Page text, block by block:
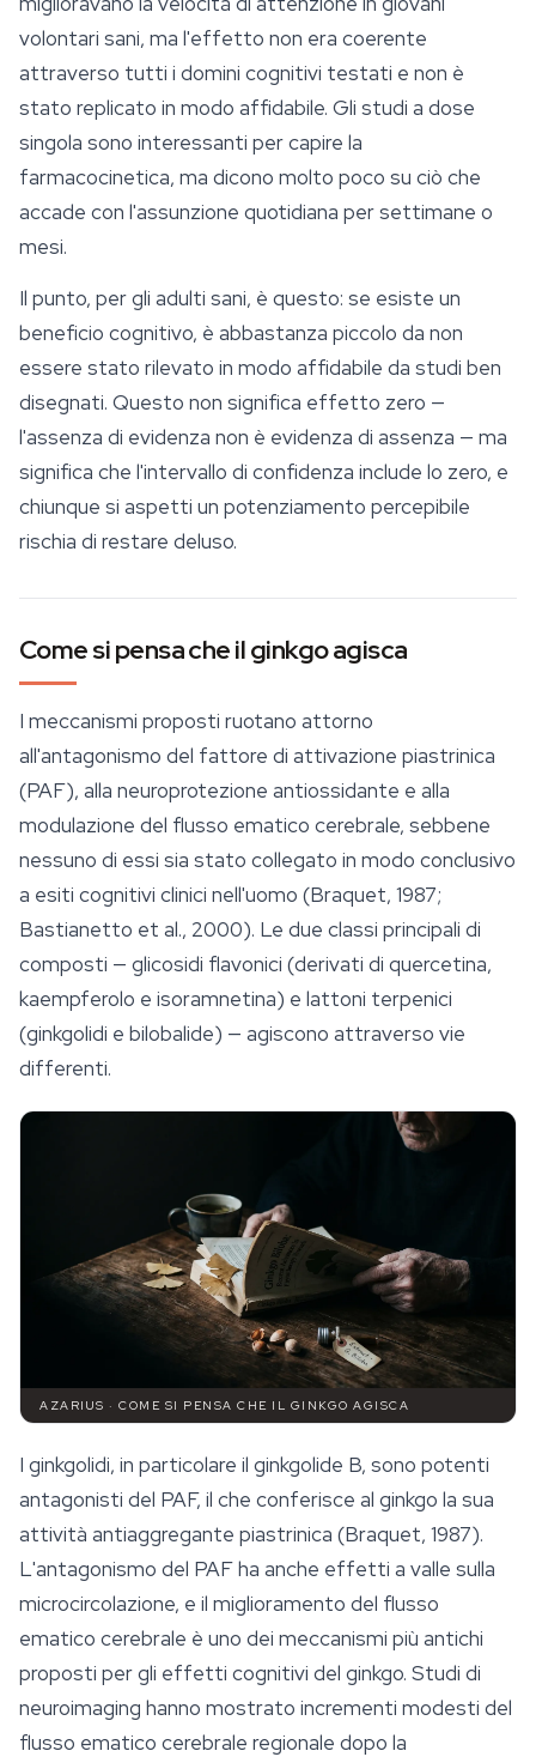
volontari sani, ma l'effetto non era coerente
attraverso tutti i domini cognitivi testati e non è
stato replicato in modo affidabile. Gli studi a dose
singola sono interessanti per capire la
farmacocinetica, ma dicono molto poco su ciò che
accade con l'assunzione quotidiana per settimane o
mesi.
Il punto, per gli adulti sani, è questo: se esiste un
beneficio cognitivo, è abbastanza piccolo da non
essere stato rilevato in modo affidabile da studi ben
disegnati. Questo non significa effetto zero —
l'assenza di evidenza non è evidenza di assenza — ma
significa che l'intervallo di confidenza include lo zero, e
chiunque si aspetti un potenziamento percepibile
rischia di restare deluso.
Come si pensa che il ginkgo agisca
I meccanismi proposti ruotano attorno
all'antagonismo del fattore di attivazione piastrinica
(PAF), alla neuroprotezione antiossidante e alla
modulazione del flusso ematico cerebrale, sebbene
nessuno di essi sia stato collegato in modo conclusivo
a esiti cognitivi clinici nell'uomo (Braquet, 1987;
Bastianetto et al., 2000). Le due classi principali di
composti — glicosidi flavonici (derivati di quercetina,
kaempferolo e isoramnetina) e lattoni terpenici
(ginkgolidi e bilobalide) — agiscono attraverso vie
differenti.
AZARIUS · COME SI PENSA CHE IL GINKGO AGISCA
I ginkgolidi, in particolare il ginkgolide B, sono potenti
antagonisti del PAF, il che conferisce al ginkgo la sua
attività antiaggregante piastrinica (Braquet, 1987).
L'antagonismo del PAF ha anche effetti a valle sulla
microcircolazione, e il miglioramento del flusso
ematico cerebrale è uno dei meccanismi più antichi
proposti per gli effetti cognitivi del ginkgo. Studi di
neuroimaging hanno mostrato incrementi modesti del
flusso ematico cerebrale regionale dopo la